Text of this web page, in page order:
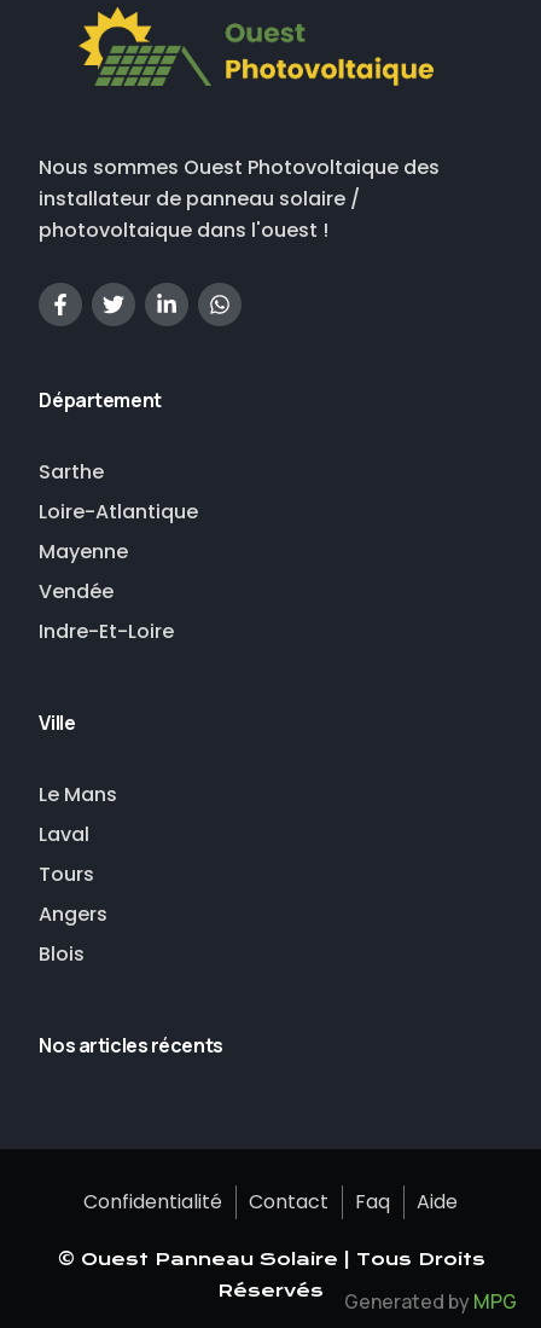
Nous sommes Ouest Photovoltaique des
installateur de panneau solaire /
photovoltaique dans l'ouest !
Département
Sarthe
Loire-Atlantique
Mayenne
Vendée
Indre-Et-Loire
Ville
Le Mans
Laval
Tours
Angers
Blois
Nos articles récents
© Ouest Panneau Solaire | Tous Droits
Réservés
Confidentialité Contact Faq Aide
Generated byMPG